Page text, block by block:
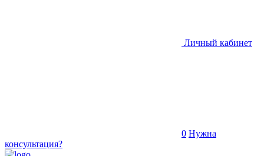
Личный кабинет
0 Нужна
консультация?